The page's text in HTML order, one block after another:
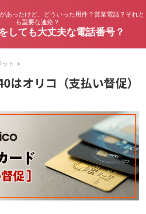
あったけど、どういった用件？営業電話？それと
も重要な連絡？
しても大丈夫な電話番号？
ト >
はオリコ（支払い督促）